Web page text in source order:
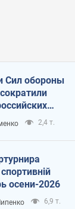
Сил обороны
2,4 т.
осени-2026
6,9 т.